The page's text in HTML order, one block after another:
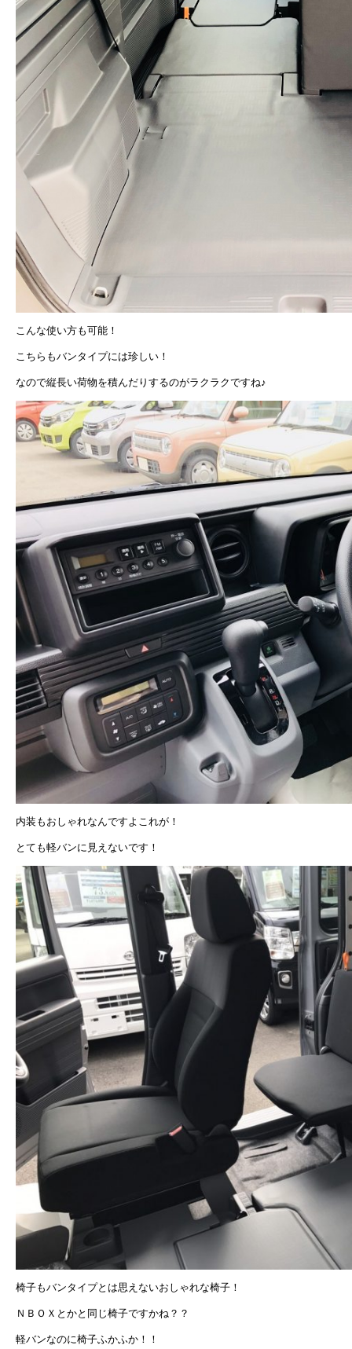
こんな使い方も可能！
こちらもバンタイプには珍しい！
なので縦長い荷物を積んだりするのがラクラクですね♪
内装もおしゃれなんですよこれが！
とても軽バンに見えないです！
椅子もバンタイプとは思えないおしゃれな椅子！
ＮＢＯＸとかと同じ椅子ですかね？？
軽バンなのに椅子ふかふか！！